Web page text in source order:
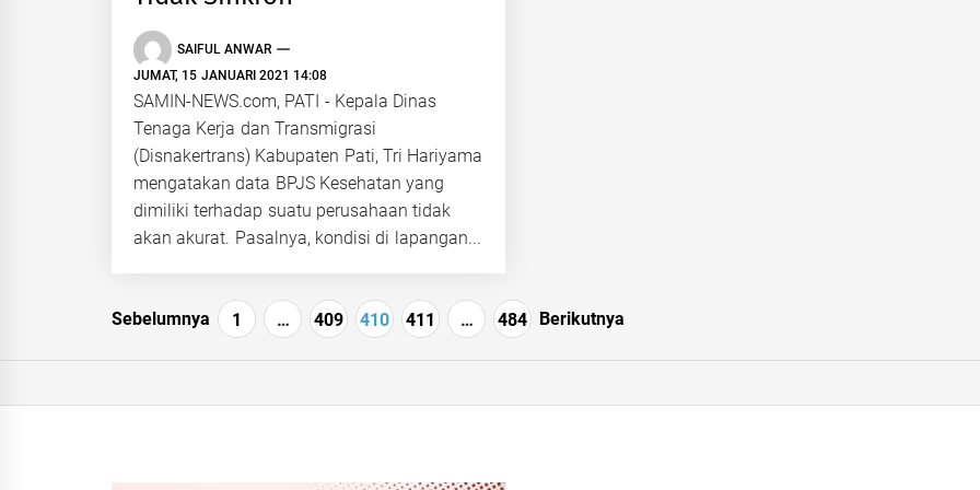
SAIFUL ANWAR
JUMAT, 15 JANUARI 2021 14:08
SAMIN-NEWS.com, PATI - Kepala Dinas
Tenaga Kerja dan Transmigrasi
(Disnakertrans) Kabupaten Pati, Tri Hariyama
mengatakan data BPJS Kesehatan yang
dimiliki terhadap suatu perusahaan tidak
akan akurat. Pasalnya, kondisi di lapangan...
Navigasi
Sebelumnya 1 … 409 410 411 … 484 Berikutnya